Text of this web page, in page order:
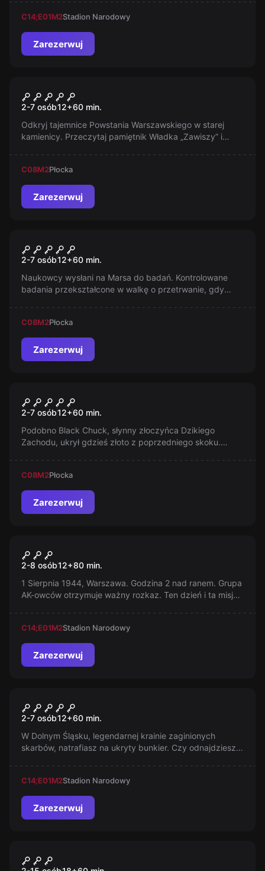
C14;E01M2Stadion Narodowy
Zarezerwuj
Powstanie Warszawskie
2-7 osób12+60 min.
Odkryj tajemnice Powstania Warszawskiego w starej
kamienicy. Przeczytaj pamiętnik Władka „Zawiszy” i
C08M2Płocka
Zarezerwuj
Ekspedycja na Marsa
2-7 osób12+60 min.
Naukowcy wysłani na Marsa do badań. Kontrolowane
badania przekształcone w walkę o przetrwanie, gdy
C08M2Płocka
Zarezerwuj
Saloon
2-7 osób12+60 min.
Podobno Black Chuck, słynny złoczyńca Dzikiego
Zachodu, ukrył gdzieś złoto z poprzedniego skoku.
Chuck wróci do skrytki po swoją własność… I lepiej, żeby
nie zastał...
C08M2Płocka
Zarezerwuj
Powstanie Warszawskie
2-8 osób12+80 min.
1 Sierpnia 1944, Warszawa. Godzina 2 nad ranem. Grupa
AK-owców otrzymuje ważny rozkaz. Ten dzień i ta misja
C14;E01M2Stadion Narodowy
Zarezerwuj
Zbrodnia na Płótnie
2-7 osób12+60 min.
W Dolnym Śląsku, legendarnej krainie zaginionych
skarbów, natrafiasz na ukryty bunkier. Czy odnajdziesz
C14;E01M2Stadion Narodowy
Zarezerwuj
Nowy
Nieoczekiwana zmiana trasy